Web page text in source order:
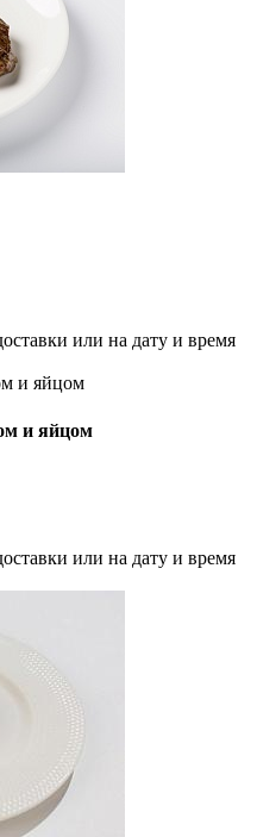
или на дату и время
и яйцом
или на дату и время